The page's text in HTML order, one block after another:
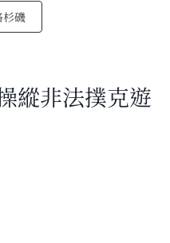
杉磯
縱非法撲克遊